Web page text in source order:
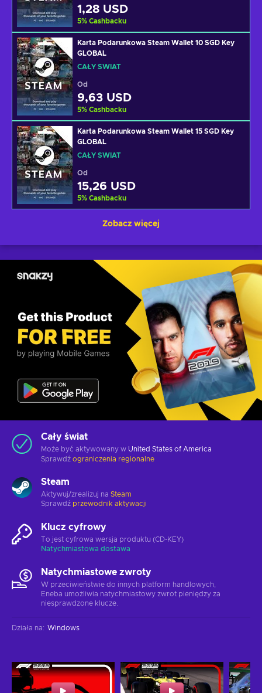
1,28 USD
5% Cashbacku
Karta Podarunkowa Steam Wallet 10 SGD Key
GLOBAL
CAŁY ŚWIAT
Od
9,63 USD
5% Cashbacku
Karta Podarunkowa Steam Wallet 15 SGD Key
GLOBAL
CAŁY ŚWIAT
Od
15,26 USD
5% Cashbacku
Zobacz więcej
Cały świat
Może być aktywowany w United States of America
Sprawdź ograniczenia regionalne
Steam
Aktywuj/zrealizuj na Steam
Sprawdź przewodnik aktywacji
Klucz cyfrowy
To jest cyfrowa wersja produktu (CD-KEY)
Natychmiastowa dostawa
Natychmiastowe zwroty
W przeciwieństwie do innych platform handlowych,
Eneba umożliwia natychmiastowy zwrot pieniędzy za
niesprawdzone klucze.
Działa na: Windows